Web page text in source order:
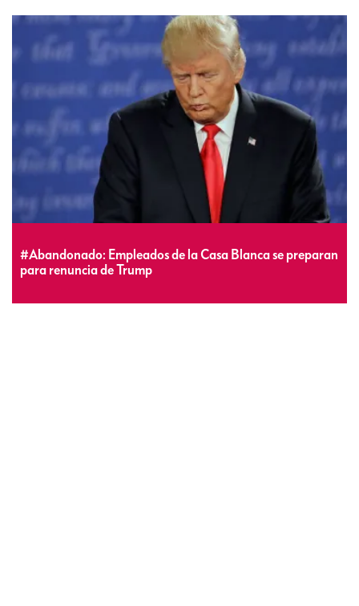
#Abandonado: Empleados de la Casa Blanca se preparan
para renuncia de Trump